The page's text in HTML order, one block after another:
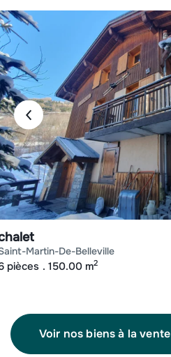
saint-martin-de-belleville
pièces 150.00 m2
Voir nos biens à la vente